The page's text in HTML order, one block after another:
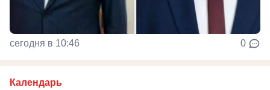
сегодня в 10:46 0
Календарь